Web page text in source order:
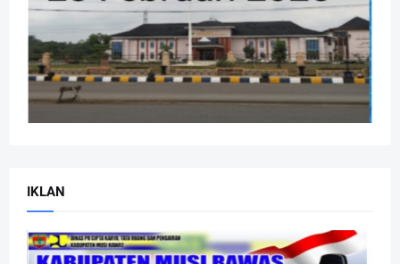
IKLAN